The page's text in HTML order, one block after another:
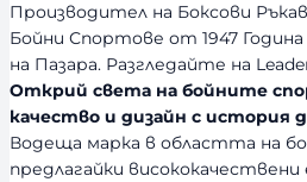
ч
н
о
т
Производител на Боксови
Бойни Спортове от 1947
на Пазара. Разгледайте на
Открий света на бойните
качество и дизайн с история
Водеща марка в областта на
предлагайки висококачествени